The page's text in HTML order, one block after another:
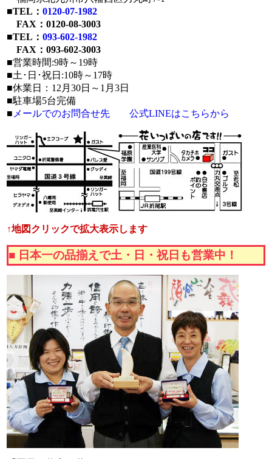
■TEL：0120-07-1982
FAX：0120-08-3003
■TEL：093-602-1982
FAX：093-602-3003
■営業時間:9時～19時
■土･日･祝日:10時～17時
■休業日：12月30日～1月3日
■駐車場5台完備
■ メールでのお問合せ先 公式LINEはこちらから
↑地図クリックで拡大表示します
■ 日本一の品揃えで土・日・祝日も営業中！